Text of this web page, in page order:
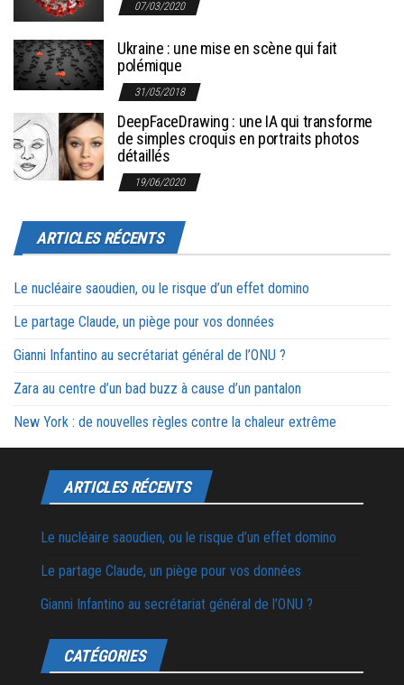
07/03/2020
Ukraine : une mise en scène qui fait
polémique
31/05/2018
DeepFaceDrawing : une IA qui transforme
de simples croquis en portraits photos
détaillés
19/06/2020
ARTICLES RÉCENTS
Le nucléaire saoudien, ou le risque d’un effet domino
Le partage Claude, un piège pour vos données
Gianni Infantino au secrétariat général de l’ONU ?
Zara au centre d’un bad buzz à cause d’un pantalon
New York : de nouvelles règles contre la chaleur extrême
ARTICLES RÉCENTS
Le nucléaire saoudien, ou le risque d’un effet domino
Le partage Claude, un piège pour vos données
Gianni Infantino au secrétariat général de l’ONU ?
CATÉGORIES